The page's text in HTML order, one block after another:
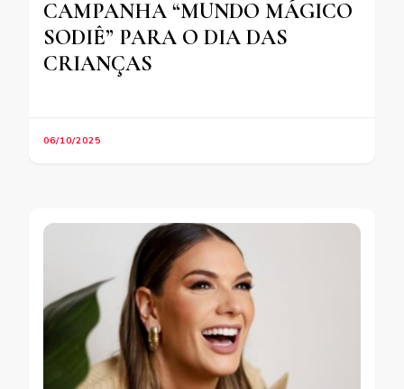
CAMPANHA “MUNDO MÁGICO
SODIÊ” PARA O DIA DAS
CRIANÇAS
06/10/2025